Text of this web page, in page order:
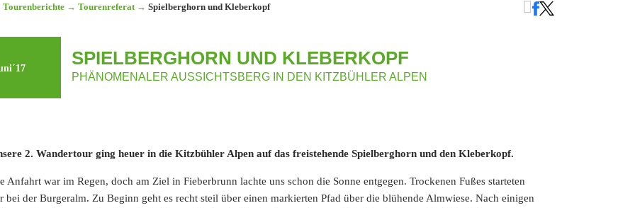
Tourenberichte → Tourenreferat → Spielberghorn und Kleberkopf
SPIELBERGHORN UND KLEBERKOPF
PHÄNOMENALER AUSSICHTSBERG IN DEN KITZBÜHLER ALPEN
2. Wandertour ging heuer in die Kitzbühler Alpen auf das freistehende Spielberghorn und den Kleberkopf.
Anfahrt war im Regen, doch am Ziel in Fieberbrunn lachte uns schon die Sonne entgegen. Trockenen Fußes starteten
bei der Burgeralm. Zu Beginn geht es recht steil über einen markierten Pfad über die blühende Almwiese. Nach einigen